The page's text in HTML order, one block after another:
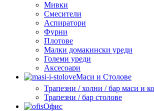
Мивки
Смесители
Аспиратори
Фурни
Плотове
Малки домакински уреди
Големи уреди
Аксесоари
Маси и Столове
Трапезни / холни / бар маси и
Трапезни / бар столове
Офис